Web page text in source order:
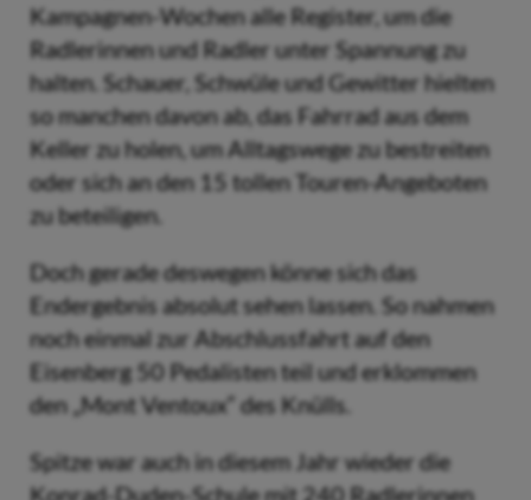
Kampagnen-Wochen alle Register, um die
Radlerinnen und Radler unter Spannung zu
halten. Schauer, Schwüle und Gewitter hielten
so manchen davon ab, das Fahrrad aus dem
Keller zu holen, um Alltagswege zu bestreiten
oder sich an den 15 tollen Touren-Angeboten
zu beteiligen.
Doch gerade deswegen könne sich das
Endergebnis absolut sehen lassen. So nahmen
noch einmal zur Abschlussfahrt auf den
Eisenberg 50 Pedalisten teil und erklommen
den „Mont Ventoux“ des Knülls.
Spitze war auch in diesem Jahr wieder die
Konrad-Duden-Schule mit 240 Radlerinnen